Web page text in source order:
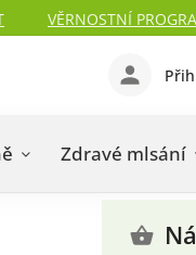
VĚRNOSTNÍ
Zdravé mlsání